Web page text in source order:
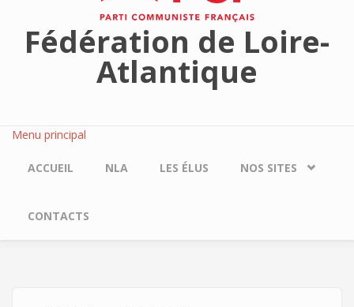
Fédération de Loire-
Atlantique
Menu principal
ACCUEIL NLA LES ÉLUS NOS SITES
CONTACTS